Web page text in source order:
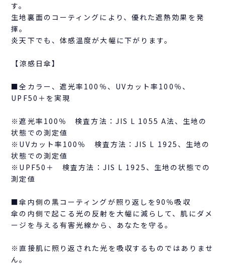
す。
生地裏面のコーティングにより、優れた遮熱効果を発
揮。
炎天下でも、体感温度が大幅に下がります。
【涼感日傘】
■全カラー、遮光率100％、UVカット率100％、
UPF50＋を実現
※遮光率100％ 検査方法：JIS L 1055 A法、生地の
状態での測定値
※UVカット率100％ 検査方法：JIS L 1925、生地の
状態での測定値
※UPF50＋ 検査方法：JIS L 1925、生地の状態での
測定値
■傘内側の黒コーティングが照り返しを90％吸収
傘の内側で起こる光の反射を大幅に減らして、肌にダメ
ージを与える有害光線から、あなたを守る。
※直接肌に照り返された光を吸収するものではありませ
ん。